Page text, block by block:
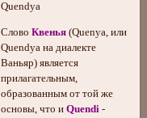
Quendya
СловоКвенья (Quenya, или
Quendya на диалекте
Ваньяр) является
прилагательным,
образованным от той же
основы, что иQuendi -